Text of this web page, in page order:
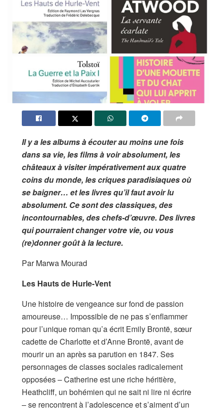
Il y a les albums à écouter au moins une fois
dans sa vie, les films à voir absolument, les
châteaux à visiter impérativement aux quatre
coins du monde, les criques paradisiaques où
se baigner… et les livres qu’il faut avoir lu
absolument. Ce sont des classiques, des
incontournables, des chefs-d’œuvre. Des livres
qui pourraient changer votre vie, ou vous
(re)donner goût à la lecture.
Par Marwa Mourad
Les Hauts de Hurle-Vent
Une histoire de vengeance sur fond de passion
amoureuse… Impossible de ne pas s’enflammer
pour l’unique roman qu’a écrit Emily Brontë, sœur
cadette de Charlotte et d’Anne Brontë, avant de
mourir un an après sa parution en 1847. Ses
personnages de classes sociales radicalement
opposées – Catherine est une riche héritière,
Heathcliff, un bohémien qui ne sait ni lire ni écrire
– se rencontrent à l’adolescence et s’aiment d’un